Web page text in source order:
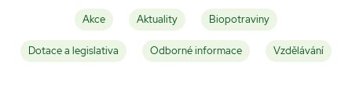
Akce Aktuality Biopotraviny
Dotace a legislativa Odborné informace Vzdělávání